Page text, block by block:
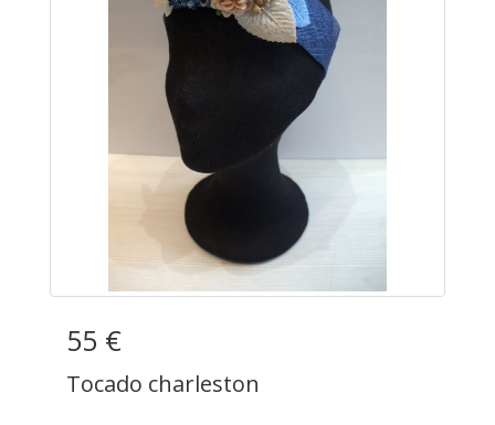
55 €
Tocado charleston